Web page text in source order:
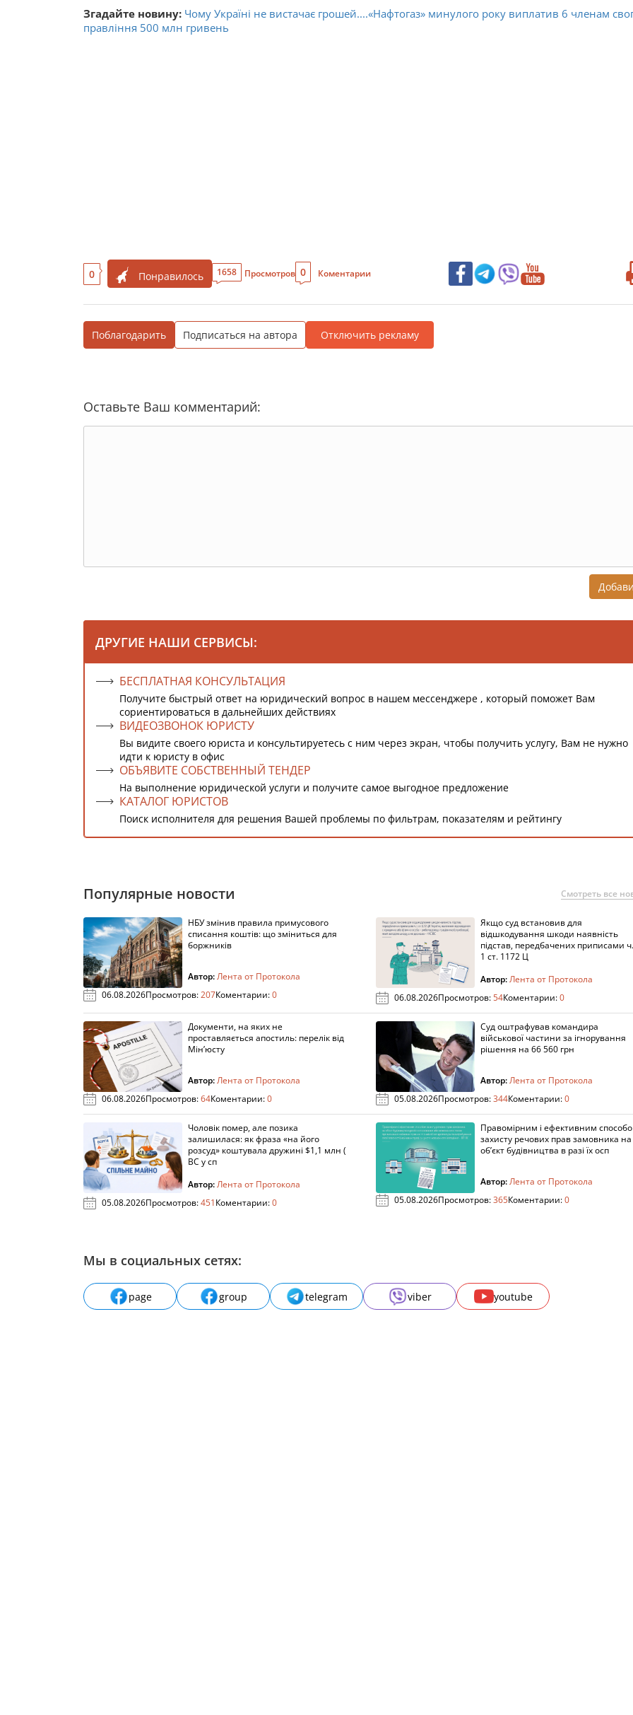
Згадайте новину: Чому Україні не вистачає грошей....«Нафтогаз» минулого року виплатив 6 членам
правління 500 млн гривень
0 Понравилось 1658 Просмотров 0 Коментарии
Поблагодарить Подписаться на автора Отключить рекламу
Оставьте Ваш комментарий:
ДРУГИЕ НАШИ СЕРВИСЫ:
БЕСПЛАТНАЯ КОНСУЛЬТАЦИЯ
Получите быстрый ответ на юридический вопрос в нашем мессенджере , который поможет Вам
сориентироваться в дальнейших действиях
ВИДЕОЗВОНОК ЮРИСТУ
Вы видите своего юриста и консультируетесь с ним через экран, чтобы получить услугу, Вам не нужно
идти к юристу в офис
ОБЪЯВИТЕ СОБСТВЕННЫЙ ТЕНДЕР
На выполнение юридической услуги и получите самое выгодное предложение
КАТАЛОГ ЮРИСТОВ
Поиск исполнителя для решения Вашей проблемы по фильтрам, показателям и рейтингу
Популярные новости Смотреть все
НБУ змінив правила примусового
списання коштів: що зміниться для
боржників
Автор:Лента от Протокола
06.08.2026Просмотров:207Коментарии:0
Якщо суд встановив для
відшкодування шкоди наявність
підстав, передбачених приписами ч.
1 ст. 1172 Ц
Автор:Лента от Протокола
06.08.2026Просмотров:54Коментарии:0
Документи, на яких не
проставляється апостиль: перелік від
Мін’юсту
Автор:Лента от Протокола
06.08.2026Просмотров:64Коментарии:0
Суд оштрафував командира
військової частини за ігнорування
рішення на 66 560 грн
Автор:Лента от Протокола
05.08.2026Просмотров:344Коментарии:0
Чоловік помер, але позика
залишилася: як фраза «на його
розсуд» коштувала дружині $1,1 млн (
ВС у сп
Автор:Лента от Протокола
05.08.2026Просмотров:451Коментарии:0
Правомірним і ефективним
захисту речових прав замовника на
об’єкт будівництва в разі їх осп
Автор:Лента от Протокола
05.08.2026Просмотров:365Коментарии:0
Мы в социальных сетях:
page group telegram viber youtube